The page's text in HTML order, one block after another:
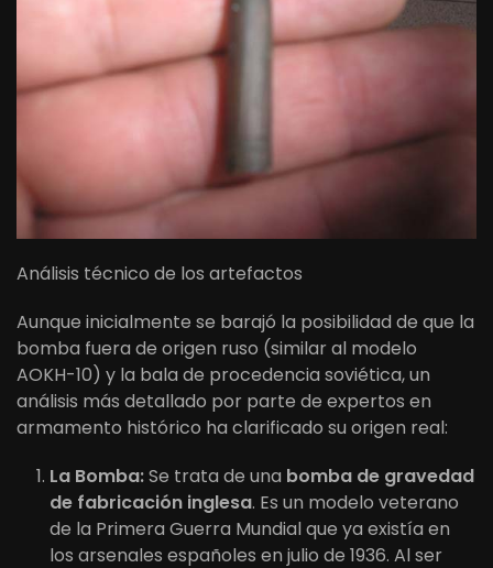
Análisis técnico de los artefactos
Aunque inicialmente se barajó la posibilidad de que la
bomba fuera de origen ruso (similar al modelo
AOKH-10) y la bala de procedencia soviética, un
análisis más detallado por parte de expertos en
armamento histórico ha clarificado su origen real:
La Bomba:Se trata de una bomba de gravedad
de fabricación inglesa. Es un modelo veterano
de la Primera Guerra Mundial que ya existía en
los arsenales españoles en julio de 1936. Al ser